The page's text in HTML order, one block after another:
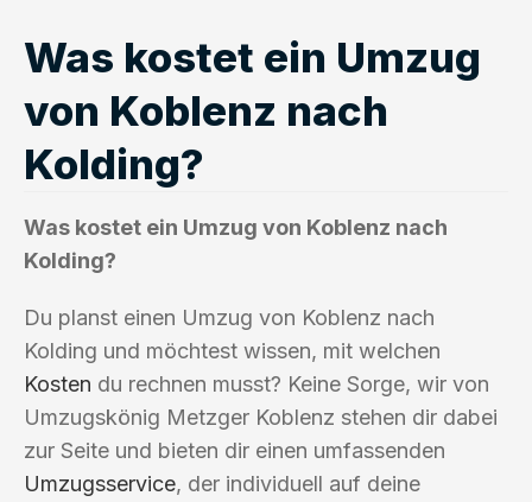
Was kostet ein Umzug
von Koblenz nach
Kolding?
Was kostet ein Umzug von Koblenz nach
Kolding?
Du planst einen Umzug von Koblenz nach
Kolding und möchtest wissen, mit welchen
Kosten du rechnen musst? Keine Sorge, wir von
Umzugskönig Metzger Koblenz stehen dir dabei
zur Seite und bieten dir einen umfassenden
Umzugsservice, der individuell auf deine